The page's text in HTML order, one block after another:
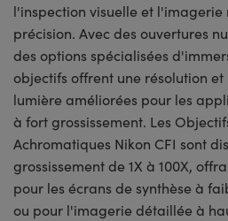
l'inspection visuelle et
précision. Avec des ouvertures
des options spécialisées
objectifs offrent une résolution
lumière améliorées pour les
à fort grossissement. Les
Achromatiques Nikon CFI sont
grossissement de 1X à 100X,
pour les écrans de synthèse à
ou pour l'imagerie détaillée à